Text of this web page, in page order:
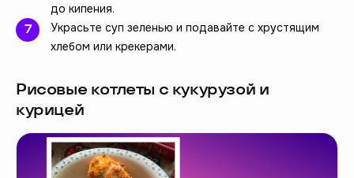
до кипения.
Украсьте суп зеленью и подавайте с хрустящим
хлебом или крекерами.
Рисовые котлеты с кукурузой и
курицей